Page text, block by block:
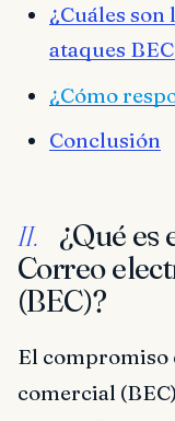
¿Cuáles son
ataques
¿Cómo
Conclusión
II.
¿Qué es
Correo
(BEC)?
El
comercial